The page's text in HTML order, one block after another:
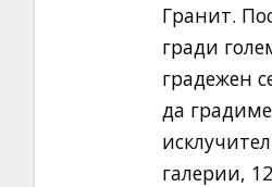
Гранит.
гради
градежен
да
галерии,